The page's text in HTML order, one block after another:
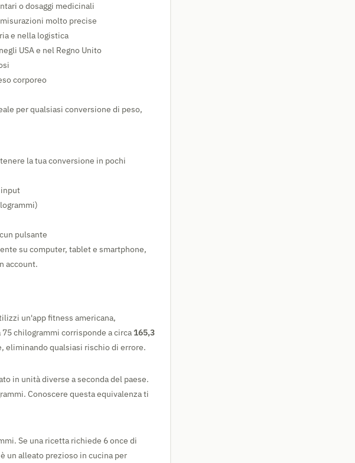
o dosaggi medicinali
molto precise
e nella logistica
USA e nel Regno Unito
corporeo
per qualsiasi conversione di peso,
la tua conversione in pochi
pulsante
su computer, tablet e smartphone,
account.
un'app fitness americana,
chilogrammi corrisponde a circa 165,3
eliminando qualsiasi rischio di errore.
in unità diverse a seconda del paese.
Conoscere questa equivalenza ti
Se una ricetta richiede 6 once di
un alleato prezioso in cucina per